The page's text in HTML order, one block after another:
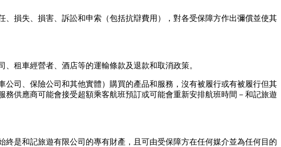
損失、損害、訴訟和申索（包括抗辯費⽤），對各受保障⽅作出彌償並使其
租⾞經營者、酒店等的運輸條款及退款和取消政策。
司、保險公司和其他實體）購買的產品和服務，沒有被履⾏或有被履⾏但其
供應商可能會接受超額乘客航班預訂或可能會重新安排航班時間－和記旅遊
是和記旅遊有限公司的專有財產，且可由受保障⽅在任何媒介並為任何⽬的